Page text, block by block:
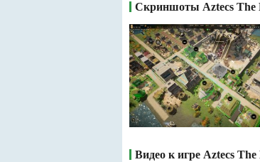
Скриншоты Aztecs The
Видео к игре Aztecs The